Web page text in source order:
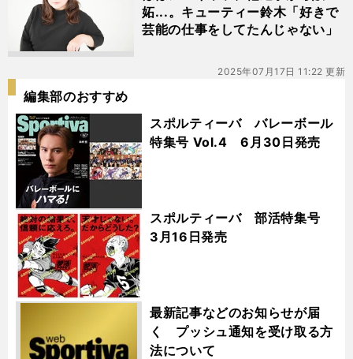
妬...。キューティー鈴木「好きで
芸能の仕事をしてたんじゃない」
2025年07月17日 11:22 更新
編集部のおすすめ
スポルティーバ バレーボール
特集号 Vol.4 6月30日発売
スポルティーバ 部活特集号
3月16日発売
最新記事などのお知らせが届
く プッシュ通知を受け取る方
法について